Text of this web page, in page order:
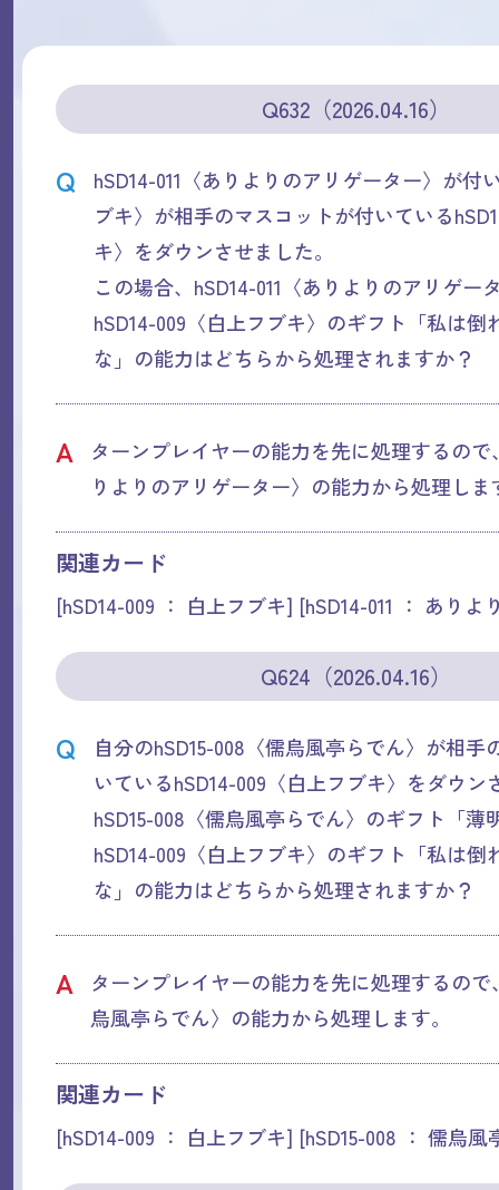
Q632（2026.04.16）
Q
hSD14-011〈ありよりのアリゲーター〉が付
ブキ〉が相手のマスコットが付いている
キ〉をダウンさせました。
この場合、hSD14-011〈ありよりのアリゲー
hSD14-009〈白上フブキ〉のギフト「私は倒
な」の能力はどちらから処理されますか？
A
ターンプレイヤーの能力を先に処理するので
りよりのアリゲーター〉の能力から処理しま
関連カード
[hSD14-009 ： 白上フブキ] [hSD14-011 ： あり
Q624（2026.04.16）
Q
自分のhSD15-008〈儒烏風亭らでん〉が相手
いているhSD14-009〈白上フブキ〉をダウン
hSD15-008〈儒烏風亭らでん〉のギフト「薄
hSD14-009〈白上フブキ〉のギフト「私は倒
な」の能力はどちらから処理されますか？
A
ターンプレイヤーの能力を先に処理するので
烏風亭らでん〉の能力から処理します。
関連カード
[hSD14-009 ： 白上フブキ] [hSD15-008 ： 儒烏風